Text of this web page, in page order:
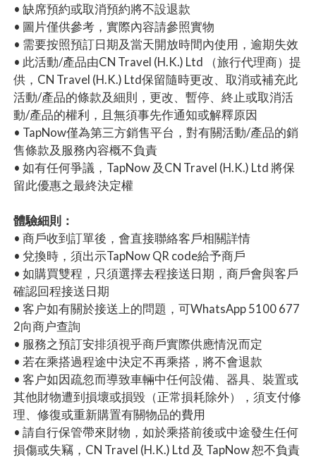
• 缺席預約或取消預約將不設退款
• 圖片僅供參考，實際內容請參照實物
• 需要按照預訂日期及當天開放時間內使用，逾期失效
• 此活動/產品由CN Travel (H.K.) Ltd （旅行代理商）提
供，CN Travel (H.K.) Ltd保留隨時更改、取消或補充此
活動/產品的條款及細則，更改、暫停、終止或取消活
動/產品的權利，且無須事先作通知或解釋原因
• TapNow僅為第三方銷售平台，對有關活動/產品的銷
售條款及服務內容概不負責
• 如有任何爭議，TapNow 及CN Travel (H.K.) Ltd 將保
留此優惠之最終決定權
體驗細則：
• 商戶收到訂單後，會直接聯絡客戶相關詳情
• 兌換時，須出示TapNow QR code給予商戶
• 如購買雙程，只須選擇去程接送日期，商戶會與客戶
確認回程接送日期
• 客户如有關於接送上的問題，可WhatsApp 5100 677
2向商户查詢
• 服務之預訂安排須視乎商戶實際供應情況而定
• 若在乘搭過程途中決定不再乘搭，將不會退款
• 客户如因疏忽而導致車輛中任何設備、器具、裝置或
其他財物遭到損壞或損毀（正常損耗除外），須支付修
理、修復或重新購置有關物品的費用
• 請自行保管帶來財物，如於乘搭前後或中途發生任何
損傷或失竊，CN Travel (H.K.) Ltd 及 TapNow 恕不負責